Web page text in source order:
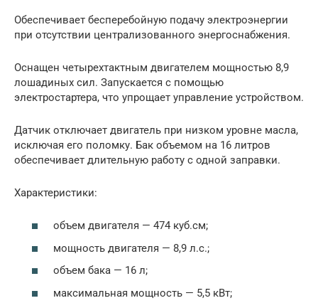
Обеспечивает бесперебойную подачу электроэнергии
при отсутствии централизованного энергоснабжения.
Оснащен четырехтактным двигателем мощностью 8,9
лошадиных сил. Запускается с помощью
электростартера, что упрощает управление устройством.
Датчик отключает двигатель при низком уровне масла,
исключая его поломку. Бак объемом на 16 литров
обеспечивает длительную работу с одной заправки.
Характеристики:
объем двигателя — 474 куб.см;
мощность двигателя — 8,9 л.с.;
объем бака — 16 л;
максимальная мощность — 5,5 кВт;